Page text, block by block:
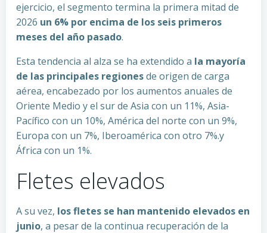
ejercicio, el segmento termina la primera mitad de
2026 un 6% por encima de los seis primeros
meses del año pasado.
Esta tendencia al alza se ha extendido a la mayoría
de las principales regionesde origen de carga
aérea, encabezado por los aumentos anuales de
Oriente Medio y el sur de Asia con un 11%, Asia-
Pacífico con un 10%, América del norte con un 9%,
Europa con un 7%, Iberoamérica con otro 7%.y
África con un 1%.
Fletes elevados
A su vez, los fletes se han mantenido elevados en
junio, a pesar de la continua recuperación de la